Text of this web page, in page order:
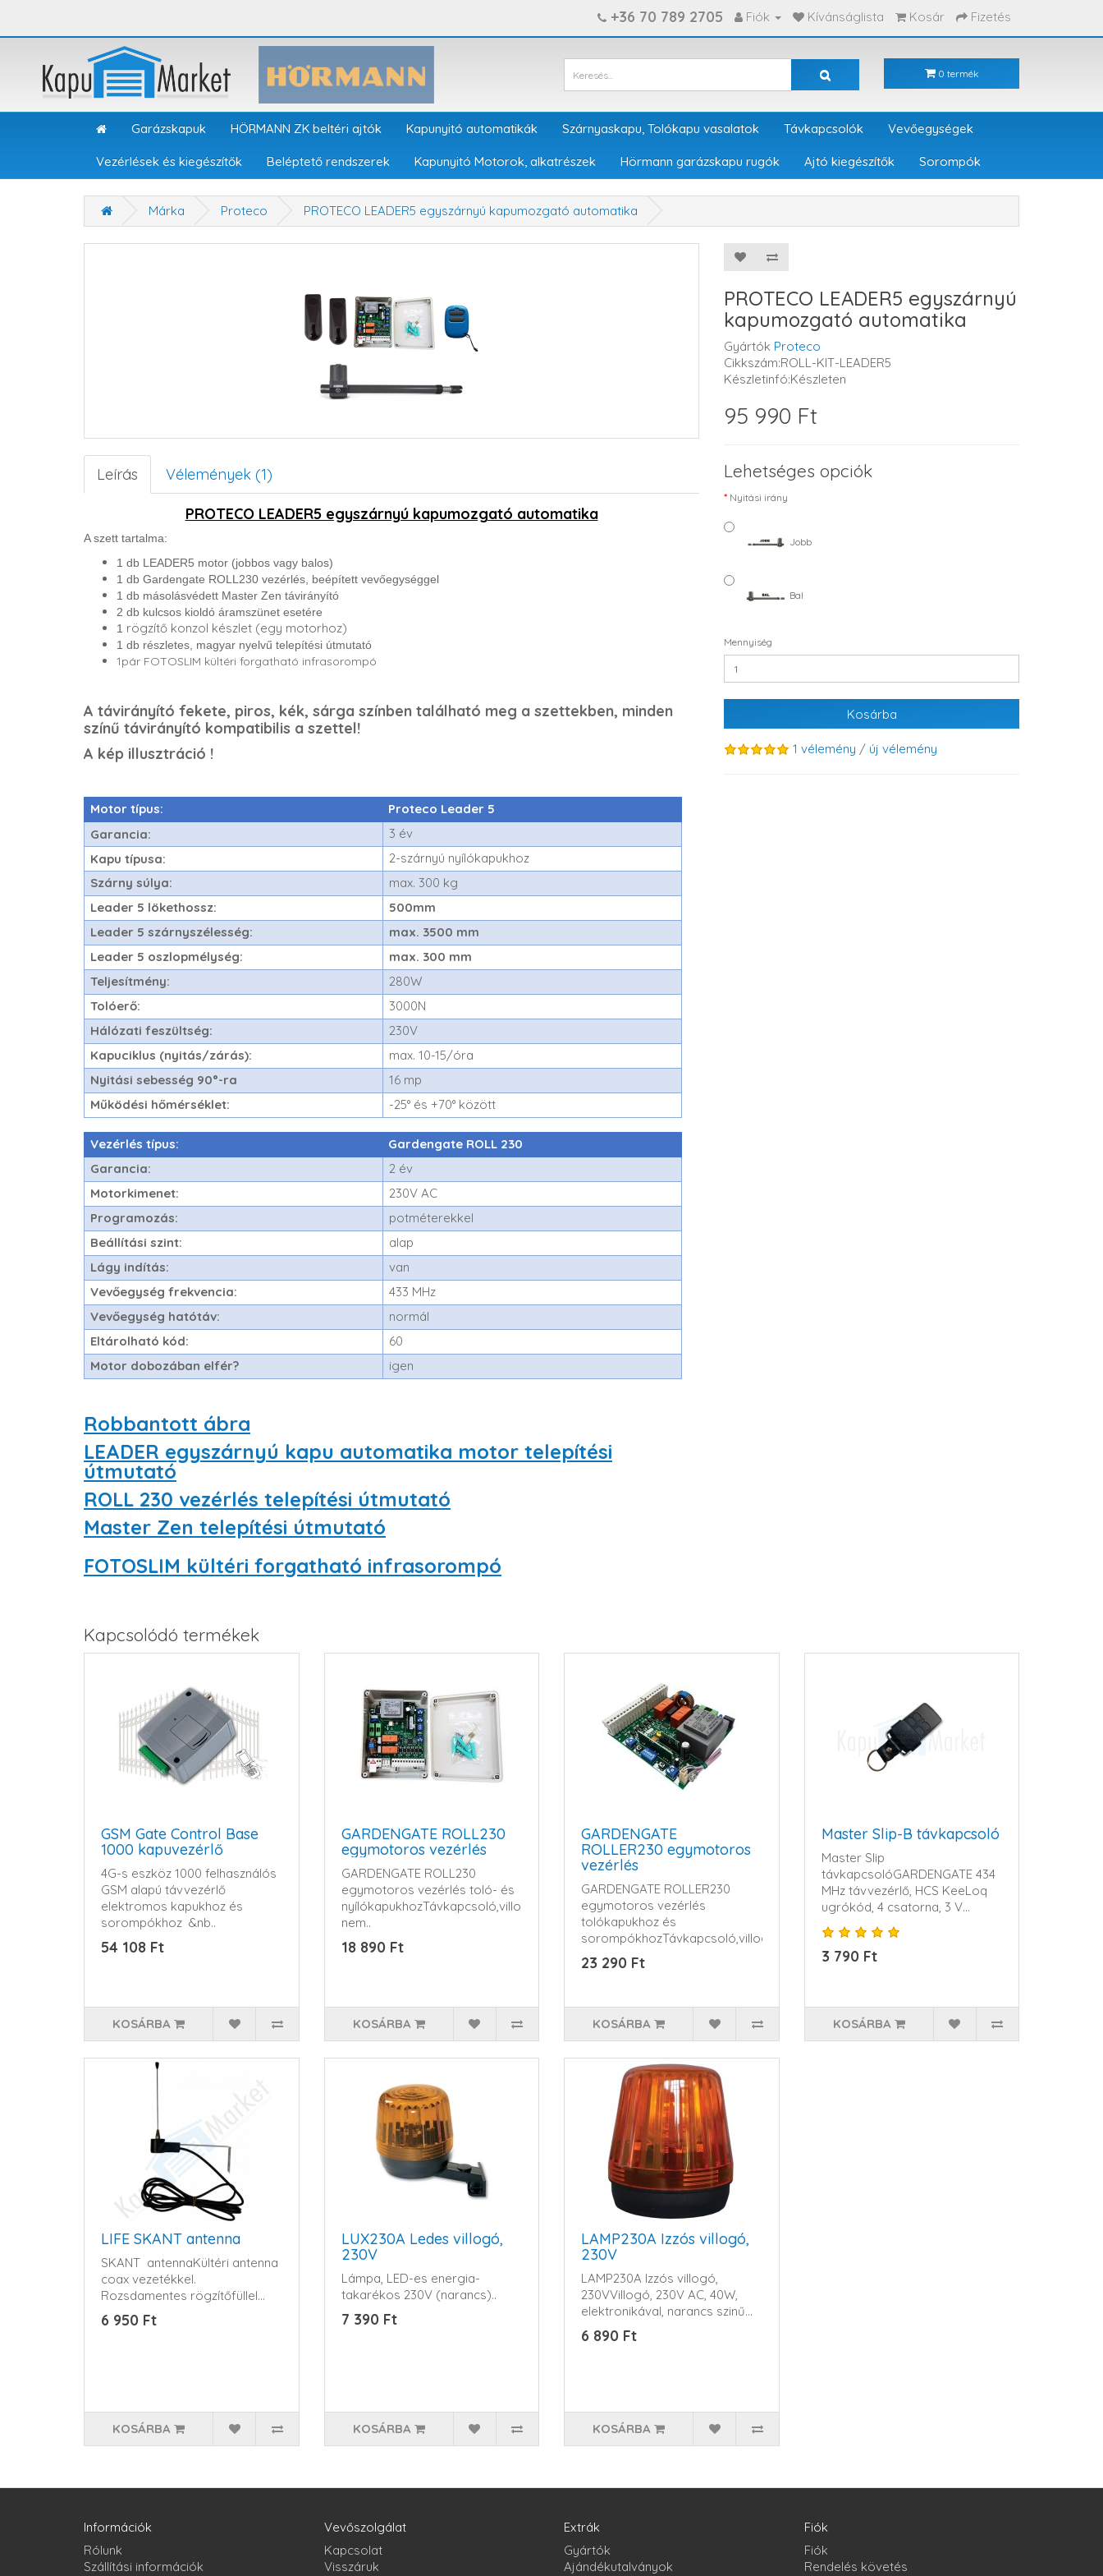
+36 70 789 2705 Fiók Kívánságlista Kosár Fizetés
0 termék
Garázskapuk HÖRMANN ZK beltéri ajtók Kapunyitó automatikák Szárnyaskapu, Tolókapu vasalatok Távkapcsolók Vevőegységek
Vezérlések és kiegészítők Beléptető rendszerek Kapunyitó Motorok, alkatrészek Hörmann garázskapu rugók Ajtó kiegészítők Sorompók
Márka Proteco PROTECO LEADER5 egyszárnyú kapumozgató automatika
Leírás Vélemények (1)
PROTECO LEADER5 egyszárnyú kapumozgató automatika
A szett tartalma:
1 db LEADER5 motor (jobbos vagy balos)
1 db Gardengate ROLL230 vezérlés, beépített vevőegységgel
1 db másolásvédett Master Zen távirányító
2 db kulcsos kioldó áramszünet esetére
1 rögzítő konzol készlet (egy motorhoz)
1 db részletes, magyar nyelvű telepítési útmutató
1pár FOTOSLIM kültéri forgatható infrasorompó
A távirányító fekete, piros, kék, sárga színben található meg a szettekben, minden
színű távirányító kompatibilis a szettel!
A kép illusztráció !
Motor típus:
Proteco Leader 5
Garancia:
3 év
Kapu típusa:
2-szárnyú nyílókapukhoz
Szárny súlya:
max. 300 kg
Leader 5 lökethossz:
500mm
Leader 5 szárnyszélesség:
max. 3500 mm
Leader 5 oszlopmélység:
max. 300 mm
Teljesítmény:
280W
Tolóerő:
3000N
Hálózati feszültség:
230V
Kapuciklus (nyitás/zárás):
max. 10-15/óra
Nyitási sebesség 90°-ra
16 mp
Működési hőmérséklet:
-25° és +70° között
Vezérlés típus:
Gardengate ROLL 230
Garancia:
2 év
Motorkimenet:
230V AC
Programozás:
potméterekkel
Beállítási szint:
alap
Lágy indítás:
van
Vevőegység frekvencia:
433 MHz
Vevőegység hatótáv:
normál
Eltárolható kód:
60
Motor dobozában elfér?
igen
Robbantott ábra
LEADER egyszárnyú kapu automatika motor telepítési
útmutató
ROLL 230 vezérlés telepítési útmutató
Master Zen telepítési útmutató
FOTOSLIM kültéri forgatható infrasorompó
PROTECO LEADER5 egyszárnyú
kapumozgató automatika
Gyártók Proteco
Cikkszám:ROLL-KIT-LEADER5
Készletinfó:Készleten
95 990 Ft
Lehetséges opciók
Nyitási irány
Jobb
Bal
Mennyiség
Kosárba
1 vélemény / új vélemény
Kapcsolódó termékek
GSM Gate Control Base
1000 kapuvezérlő
4G-s eszköz 1000 felhasználós
GSM alapú távvezérlő
elektromos kapukhoz és
sorompókhoz &nb..
54 108 Ft
KOSÁRBA
GARDENGATE ROLL230
egymotoros vezérlés
GARDENGATE ROLL230
egymotoros vezérlés toló- és
nyílókapukhozTávkapcsoló,villogó,fotocella,motor
nem..
18 890 Ft
KOSÁRBA
GARDENGATE
ROLLER230 egymotoros
vezérlés
GARDENGATE ROLLER230
egymotoros vezérlés
tolókapukhoz és
sorompókhozTávkapcsoló,villogó,fotocella,mo..
23 290 Ft
KOSÁRBA
Master Slip-B távkapcsoló
Master Slip
távkapcsolóGARDENGATE 434
MHz távvezérlő, HCS KeeLoq
ugrókód, 4 csatorna, 3 V
CR2032 ele..
3 790 Ft
KOSÁRBA
LIFE SKANT antenna
SKANT antennaKültéri antenna
coax vezetékkel.
Rozsdamentes rögzítőfüllel...
6 950 Ft
KOSÁRBA
LUX230A Ledes villogó,
230V
Lámpa, LED-es energia-
takarékos 230V (narancs)..
7 390 Ft
KOSÁRBA
LAMP230A Izzós villogó,
230V
LAMP230A Izzós villogó,
230VVillogó, 230V AC, 40W,
elektronikával, narancs szinű...
6 890 Ft
KOSÁRBA
Információk
Rólunk
Szállítási információk
Vevőszolgálat
Kapcsolat
Visszáruk
Extrák
Gyártók
Ajándékutalványok
Fiók
Fiók
Rendelés követés